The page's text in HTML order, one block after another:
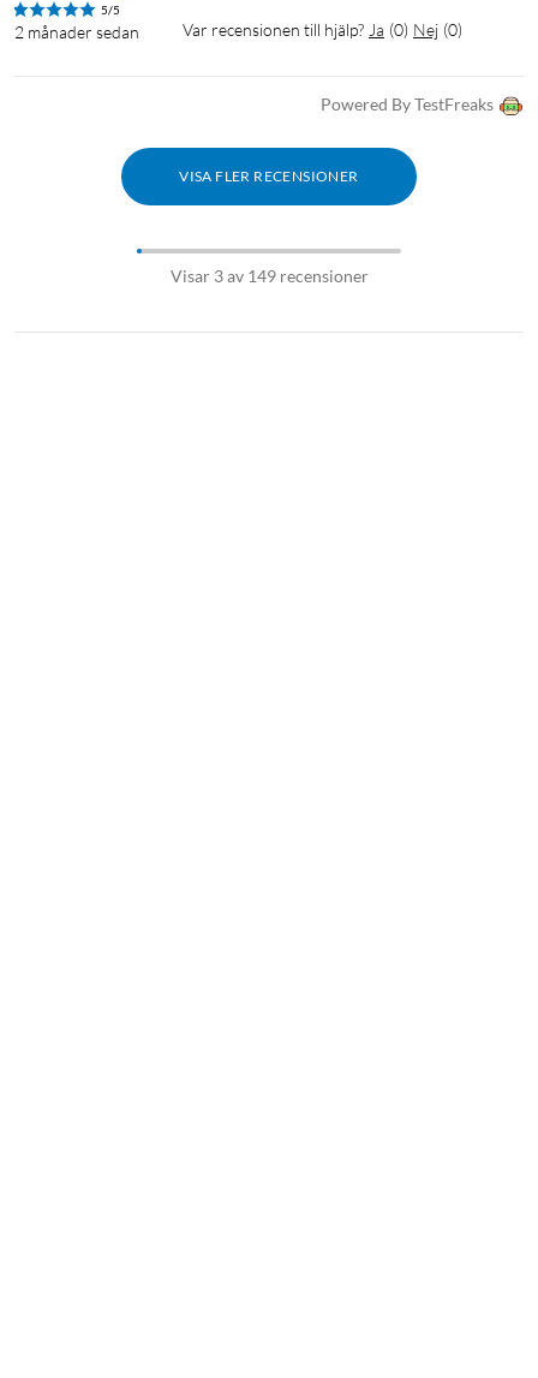
5/5
2 månader sedan Var recensionen till hjälp? Ja (0) Nej (0)
Powered By TestFreaks
VISA FLER RECENSIONER
Visar 3 av 149 recensioner